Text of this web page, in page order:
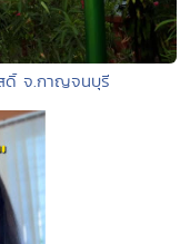
ดิ์ จ.กาญจนบุรี